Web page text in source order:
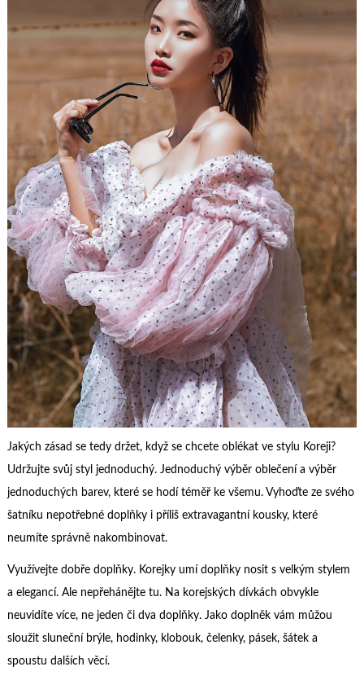
Jakých zásad se tedy držet, když se chcete oblékat ve stylu Koreji?
Udržujte svůj styl jednoduchý. Jednoduchý výběr oblečení a výběr
jednoduchých barev, které se hodí téměř ke všemu. Vyhoďte ze svého
šatníku nepotřebné doplňky i příliš extravagantní kousky, které
neumíte správně nakombinovat.
Využívejte dobře doplňky. Korejky umí doplňky nosit s velkým stylem
a elegancí. Ale nepřehánějte tu. Na korejských dívkách obvykle
neuvidíte více, ne jeden či dva doplňky. Jako doplněk vám můžou
sloužit sluneční brýle, hodinky, klobouk, čelenky, pásek, šátek a
spoustu dalších věcí.